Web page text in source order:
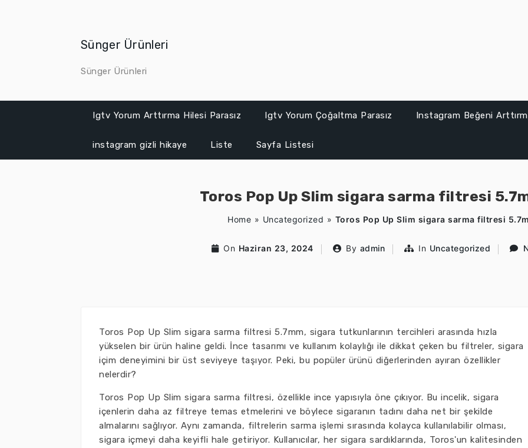
Sünger Ürünleri
Sünger Ürünleri
Igtv Yorum Arttırma Hilesi Parasız Igtv Yorum Çoğaltma Parasız Instagram Beğeni
instagram gizli hikaye Liste Sayfa Listesi
Toros Pop Up Slim sigara sarma filtresi
Home » Uncategorized » Toros Pop Up Slim sigara sarma filtresi
On Haziran 23, 2024 By admin In Uncategorized
Toros Pop Up Slim sigara sarma filtresi 5.7mm, sigara tutkunlarının tercihleri arasında hızla
yükselen bir ürün haline geldi. İnce tasarımı ve kullanım kolaylığı ile dikkat çeken bu filtreler, sigara
içim deneyimini bir üst seviyeye taşıyor. Peki, bu popüler ürünü diğerlerinden ayıran özellikler
nelerdir?
Toros Pop Up Slim sigara sarma filtresi, özellikle ince yapısıyla öne çıkıyor. Bu incelik, sigara
içenlerin daha az filtreye temas etmelerini ve böylece sigaranın tadını daha net bir şekilde
almalarını sağlıyor. Aynı zamanda, filtrelerin sarma işlemi sırasında kolayca kullanılabilir olması,
sigara içmeyi daha keyifli hale getiriyor. Kullanıcılar, her sigara sardıklarında, Toros'un kalitesinden